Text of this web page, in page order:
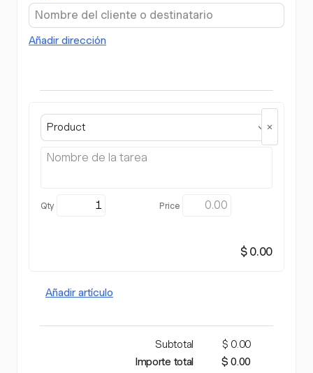
Añadir dirección
Product
$ 0.00
Añadir artículo
Subtotal
$ 0.00
Importe total
$ 0.00